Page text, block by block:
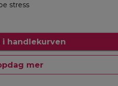
stress
handlekurven
mer